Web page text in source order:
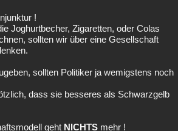
!
Joghurtbecher, Zigaretten, oder Colas
sollten wir über eine Gesellschaft
sollten Politiker ja wemigstens noch
dass sie besseres als Schwarzgelb
geht NICHTS mehr !